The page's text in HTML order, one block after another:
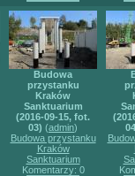
Budowa
przystanku
Kraków
Sanktuarium
(2016-09-15, fot.
03) (admin)
Budowa przystanku
Kraków
Sanktuarium
Komentarzy: 0